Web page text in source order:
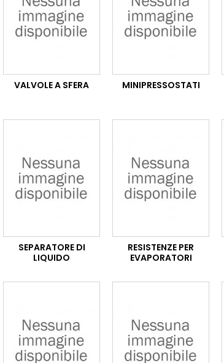
VALVOLE A SFERA MINIPRESSOSTATI
SEPARATORE DI
LIQUIDO
RESISTENZE PER
EVAPORATORI